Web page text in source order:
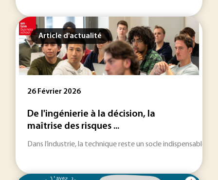
Article d'actualité
26 Février 2026
De l'ingénierie à la décision, la
maîtrise des risques ...
Dans l’industrie, la technique reste un socle indispensable.